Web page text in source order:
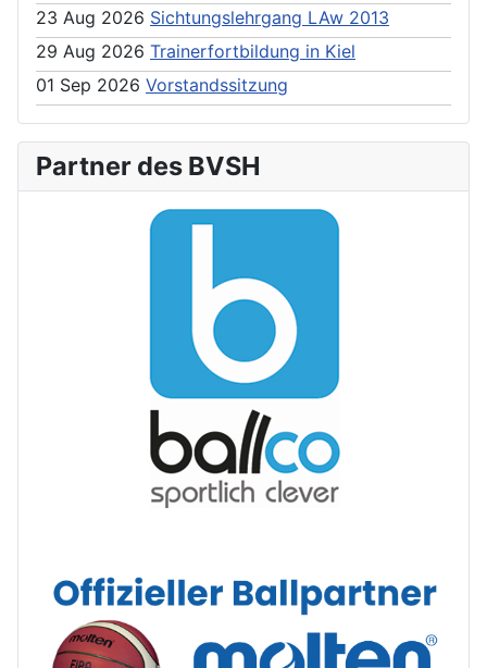
23 Aug 2026 Sichtungslehrgang LAw 2013
29 Aug 2026 Trainerfortbildung in Kiel
01 Sep 2026 Vorstandssitzung
Partner des BVSH